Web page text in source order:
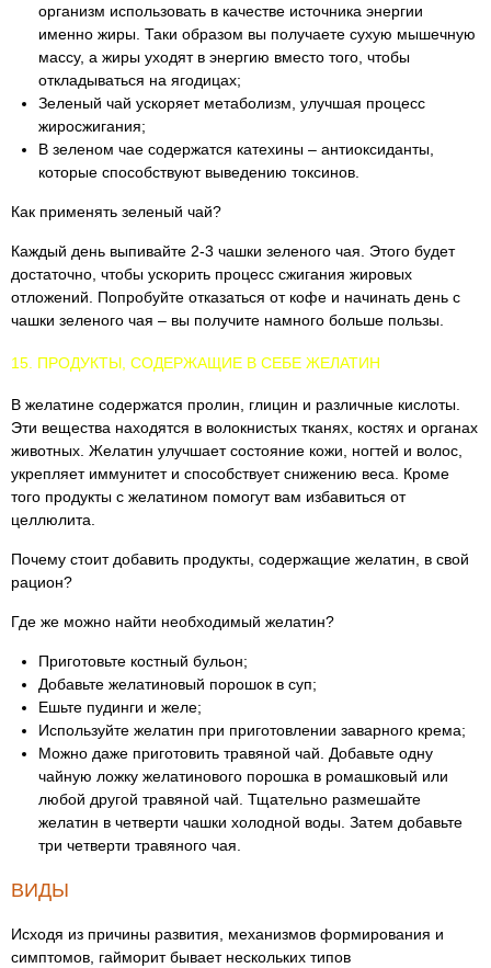
организм использовать в качестве источника энергии
именно жиры. Таки образом вы получаете сухую мышечную
массу, а жиры уходят в энергию вместо того, чтобы
откладываться на ягодицах;
Зеленый чай ускоряет метаболизм, улучшая процесс
жиросжигания;
В зеленом чае содержатся катехины – антиоксиданты,
которые способствуют выведению токсинов.
Как применять зеленый чай?
Каждый день выпивайте 2-3 чашки зеленого чая. Этого будет
достаточно, чтобы ускорить процесс сжигания жировых
отложений. Попробуйте отказаться от кофе и начинать день с
чашки зеленого чая – вы получите намного больше пользы.
15. ПРОДУКТЫ, СОДЕРЖАЩИЕ В СЕБЕ ЖЕЛАТИН
В желатине содержатся пролин, глицин и различные кислоты.
Эти вещества находятся в волокнистых тканях, костях и органах
животных. Желатин улучшает состояние кожи, ногтей и волос,
укрепляет иммунитет и способствует снижению веса. Кроме
того продукты с желатином помогут вам избавиться от
целлюлита.
Почему стоит добавить продукты, содержащие желатин, в свой
рацион?
Где же можно найти необходимый желатин?
Приготовьте костный бульон;
Добавьте желатиновый порошок в суп;
Ешьте пудинги и желе;
Используйте желатин при приготовлении заварного крема;
Можно даже приготовить травяной чай. Добавьте одну
чайную ложку желатинового порошка в ромашковый или
любой другой травяной чай. Тщательно размешайте
желатин в четверти чашки холодной воды. Затем добавьте
три четверти травяного чая.
ВИДЫ
Исходя из причины развития, механизмов формирования и
симптомов, гайморит бывает нескольких типов